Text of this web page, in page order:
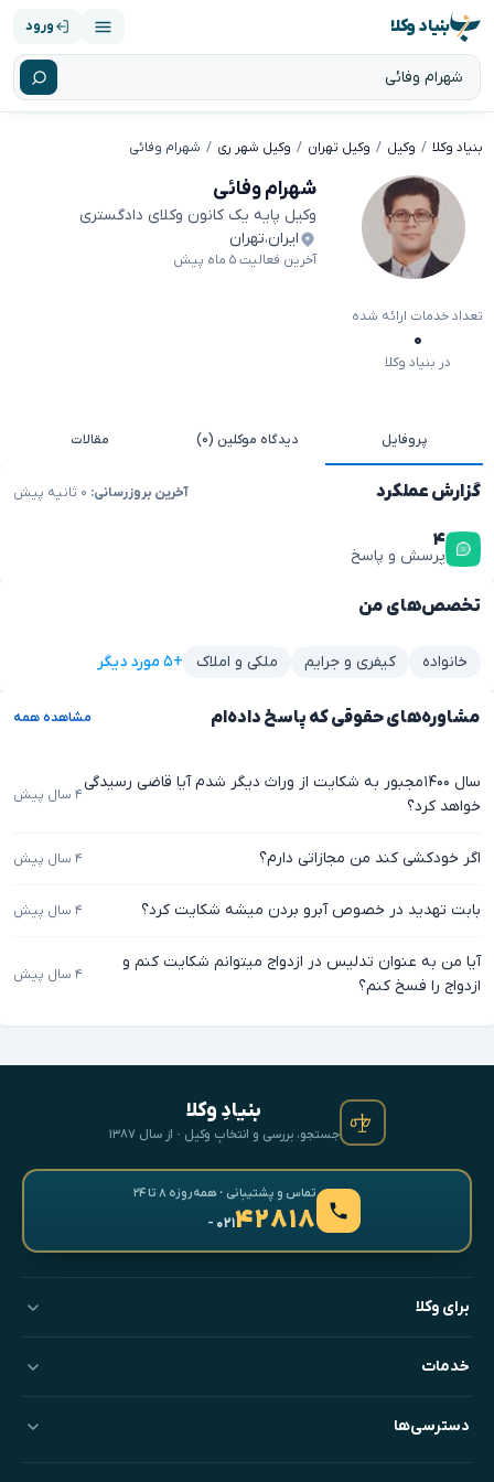
بنیاد وکلا ورود
بنیاد وکلا وکیل وکیل تهران وکیل شهر ری شهرام وفائی
شهرام وفائی
وکیل پایه یک کانون وکلای دادگستری
ایران،تهران
آخرین فعالیت ۵ ماه پیش
تعداد خدمات ارائه شده
۰
در بنیاد وکلا
پروفایل دیدگاه موکلین (۰) مقالات
گزارش عملکرد آخرین بروزرسانی:
۴
پرسش و پاسخ
تخصص‌های من
خانواده کیفری و جرایم ملکی و املاک +۵ مورد دیگر
مشاوره‌های حقوقی که پاسخ داده‌ام مشاهده همه
سال ۱۴۰۰مجبور به شکایت از وراث دیگر شدم آیا قاضی رسیدگی
خواهد کرد؟
۴ سال پیش
اگر خودکشی کند من مجازاتی دارم؟ ۴ سال پیش
بابت تهدید در خصوص آبرو بردن میشه شکایت کرد؟ ۴ سال پیش
آیا من به عنوان تدلیس در ازدواج میتوانم شکایت کنم و
ازدواج را فسخ کنم؟
۴ سال پیش
بنیادِ وکلا
جستجو، بررسی و انتخابِ وکیل · از سال ۱۳۸۷
تماس و پشتیبانی · همه‌روزه ۸ تا ۲۴
۴۲۸۱۸- ۰۲۱
برای وکلا
خدمات
دسترسی‌ها